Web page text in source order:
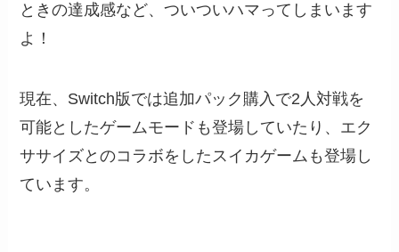
ときの達成感など、ついついハマってしまいます
よ！
現在、Switch版では追加パック購入で2人対戦を
可能としたゲームモードも登場していたり、エク
ササイズとのコラボをしたスイカゲームも登場し
ています。